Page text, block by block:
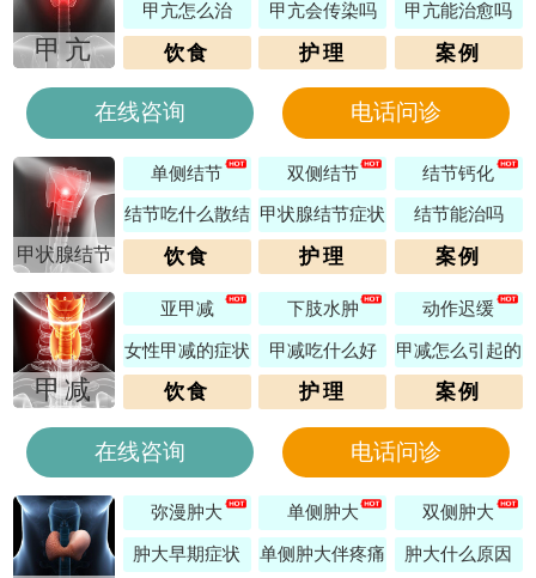
甲亢
甲亢怎么治 甲亢会传染吗 甲亢能治愈吗
饮食 护理 案例
在线咨询 电话问诊
甲状腺结节
单侧结节 双侧结节 结节钙化
结节吃什么散结 甲状腺结节症状 结节能治吗
饮食 护理 案例
甲减
亚甲减 下肢水肿 动作迟缓
女性甲减的症状 甲减吃什么好 甲减怎么引起的
饮食 护理 案例
在线咨询 电话问诊
弥漫肿大 单侧肿大 双侧肿大
肿大早期症状 单侧肿大伴疼痛 肿大什么原因